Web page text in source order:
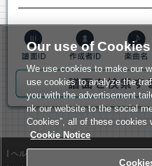
ヘルプ
Our use of Cookies
We use cookies to make our
use cookies to analyze the
you with the advertisement
nk our website to the social
Cookies”, all of these cookies
Cookie Notice